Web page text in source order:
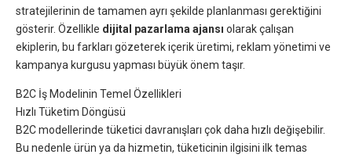
stratejilerinin de tamamen ayrı şekilde planlanması gerektiğini
gösterir. Özellikle dijital pazarlama ajansı olarak çalışan
ekiplerin, bu farkları gözeterek içerik üretimi, reklam yönetimi ve
kampanya kurgusu yapması büyük önem taşır.
B2C İş Modelinin Temel Özellikleri
Hızlı Tüketim Döngüsü
B2C modellerinde tüketici davranışları çok daha hızlı değişebilir.
Bu nedenle ürün ya da hizmetin, tüketicinin ilgisini ilk temas